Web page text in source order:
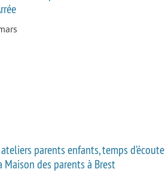
parents enfants, temps d’écoute
des parents à Brest